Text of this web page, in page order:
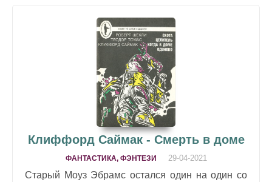
Клиффорд Саймак - Смерть в доме
ФАНТАСТИКА, ФЭНТЕЗИ 29-04-2021
Старый Моуз Эбрамс остался один на один со